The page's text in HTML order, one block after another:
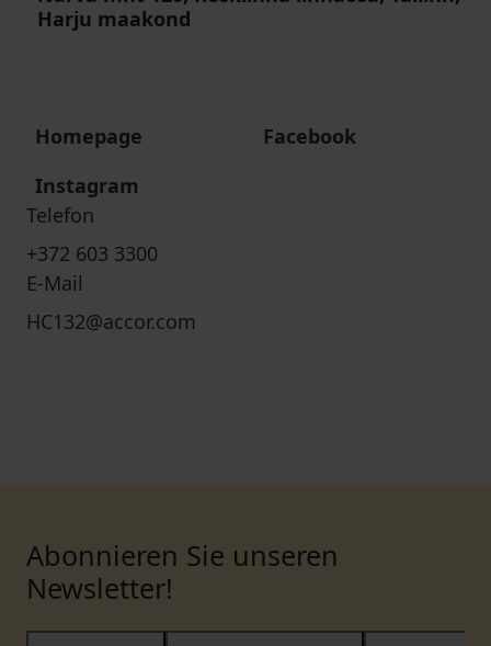
Harju maakond
Homepage
Facebook
Instagram
Telefon
+372 603 3300
E-Mail
HC132@accor.com
Abonnieren Sie unseren
Newsletter!